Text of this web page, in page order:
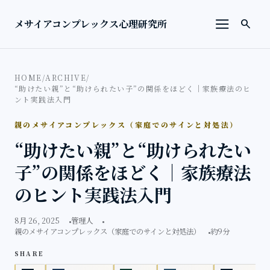
メサイアコンプレックス心理研究所
メニュー
検索を
search
HOME/ARCHIVE/
“助けたい親”と“助けられたい子”の関係をほどく｜家族療法のヒ
ント実践法入門
親のメサイアコンプレックス（家庭でのサインと対処法）
“助けたい親”と“助けられたい
子”の関係をほどく｜家族療法
のヒント実践法入門
8月 26, 2025
管理人
親のメサイアコンプレックス（家庭でのサインと対処法）
約9分
SHARE